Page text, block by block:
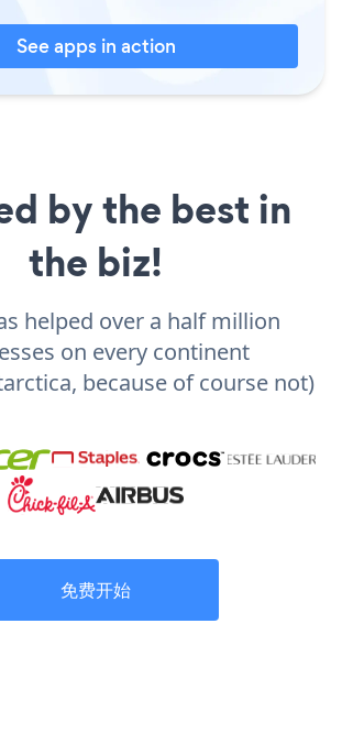
See apps in action
by the best in
the biz!
helped over a half million
on every continent
because of course not)
免费开始